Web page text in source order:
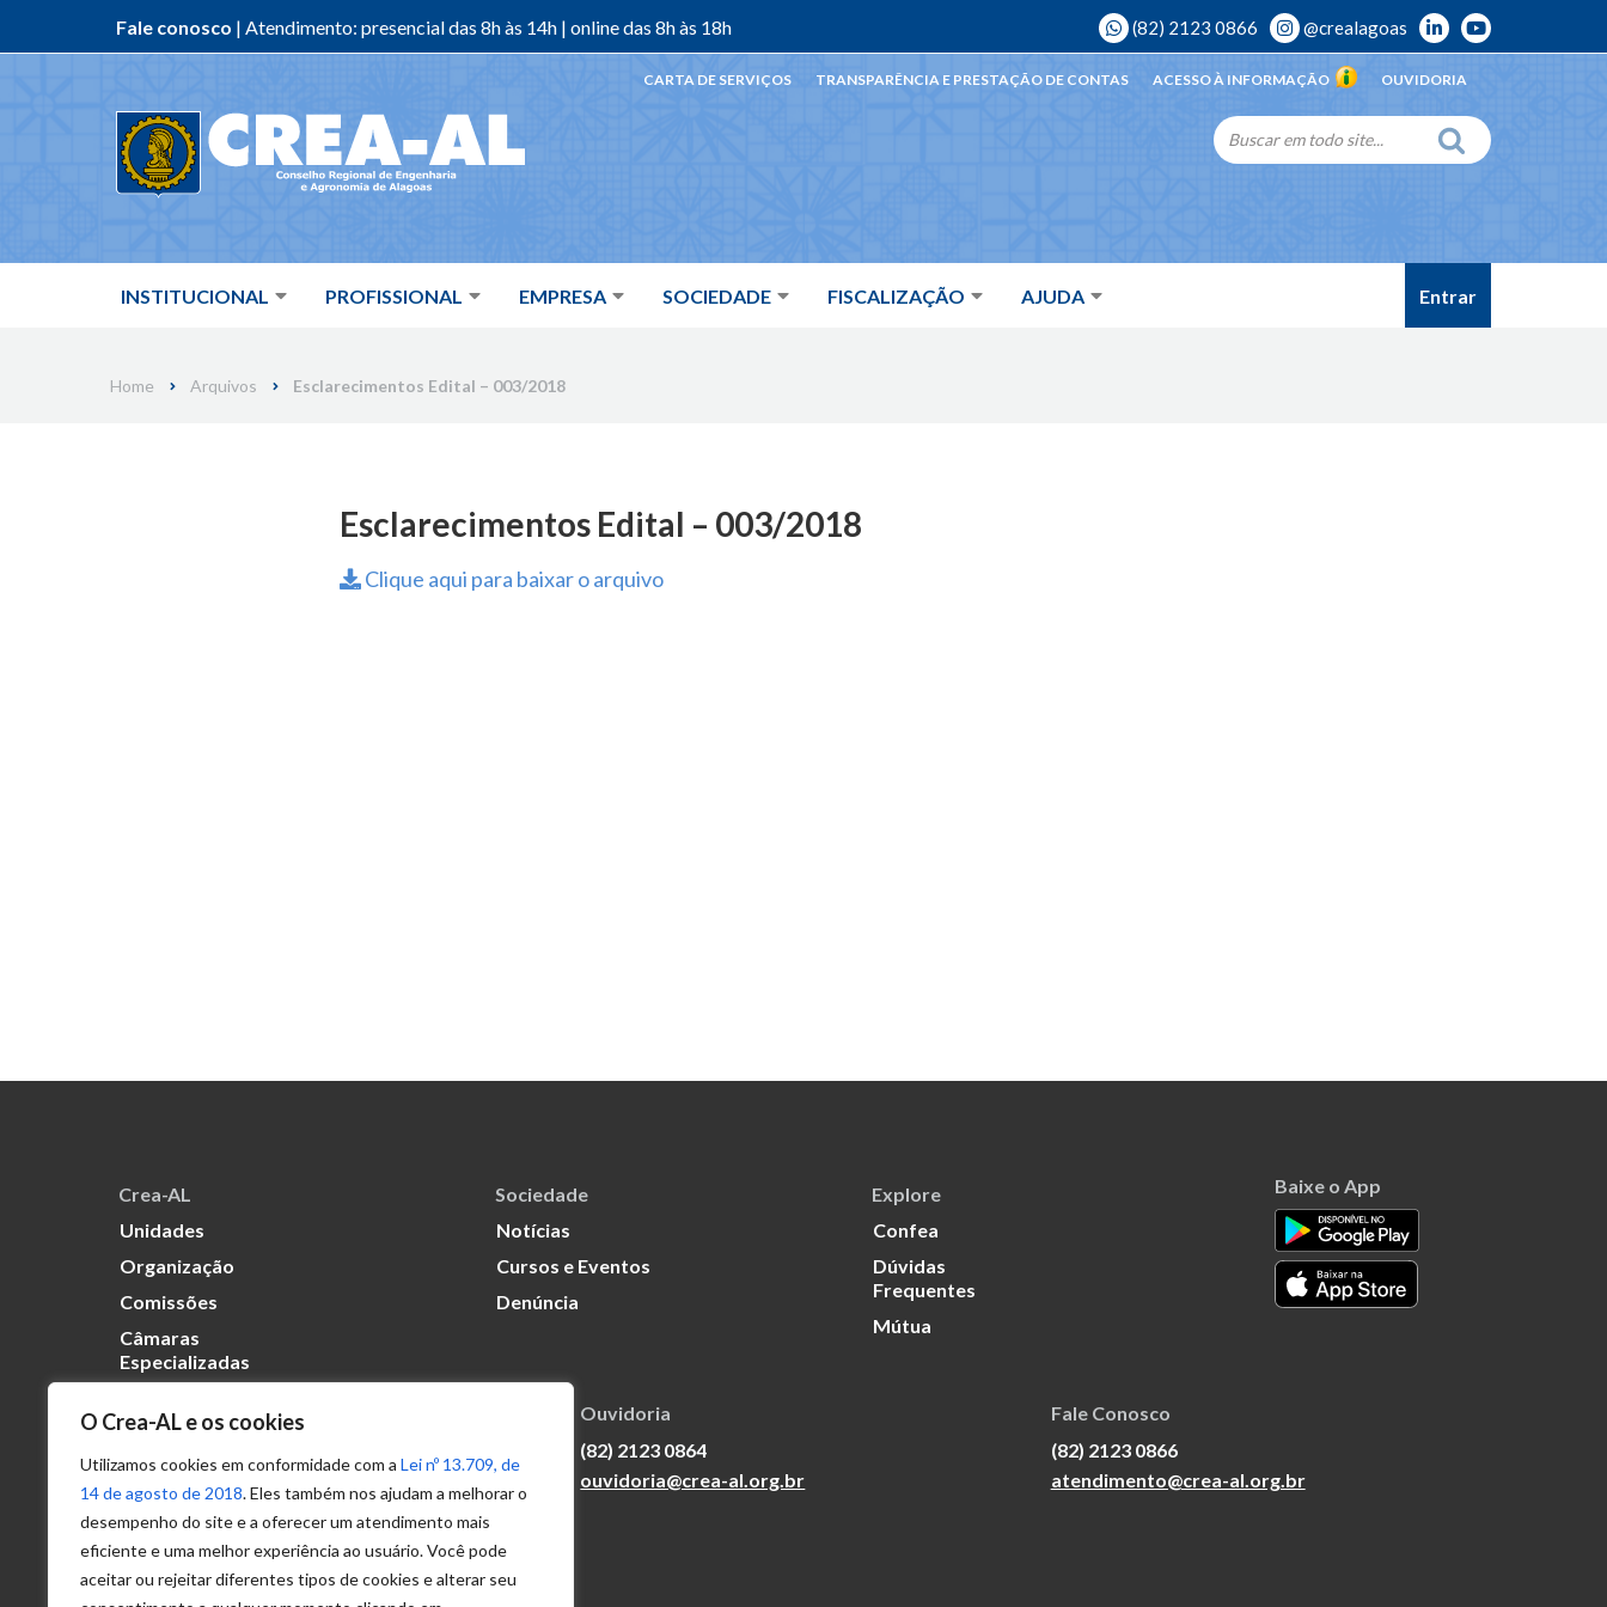
O Crea-AL e os cookies
Utilizamos cookies em conformidade com a Lei nº 13.709, de
14 de agosto de 2018. Eles também nos ajudam a melhorar o
desempenho do site e a oferecer um atendimento mais
eficiente e uma melhor experiência ao usuário. Você pode
aceitar ou rejeitar diferentes tipos de cookies e alterar seu
Fale conosco | Atendimento: presencial das 8h às 14h | online das 8h às 18h (82) 2123 0866 @crealagoas
INSTITUCIONAL PROFISSIONAL EMPRESA SOCIEDADE FISCALIZAÇÃO AJUDA
OUVIDORIA
ACESSO À INFORMAÇÃO
TRANSPARÊNCIA E PRESTAÇÃO DE CONTAS
CARTA DE SERVIÇOS
Entrar
Home Arquivos Esclarecimentos Edital – 003/2018
Esclarecimentos Edital – 003/2018
Clique aqui para baixar o arquivo
Crea-AL
Unidades
Organização
Comissões
Câmaras
Especializadas
Sociedade
Notícias
Cursos e Eventos
Denúncia
Explore
Confea
Dúvidas
Frequentes
Mútua
Baixe o App
Transparência
Portal
Acesso à
Informação
Política de
Privacidade de
Dados
Ouvidoria
(82) 2123 0864
ouvidoria@crea-al.org.br
Fale Conosco
(82) 2123 0866
atendimento@crea-al.org.br